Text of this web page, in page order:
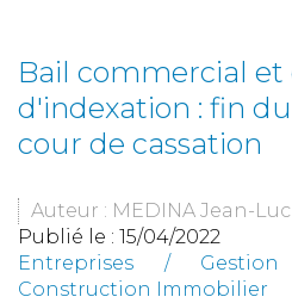
Bail commercial et
d'indexation : fin
cour de cassation
Auteur : MEDINA Jean-Luc
Publié le : 15/04/2022
Entreprises /
Construction Immobilier